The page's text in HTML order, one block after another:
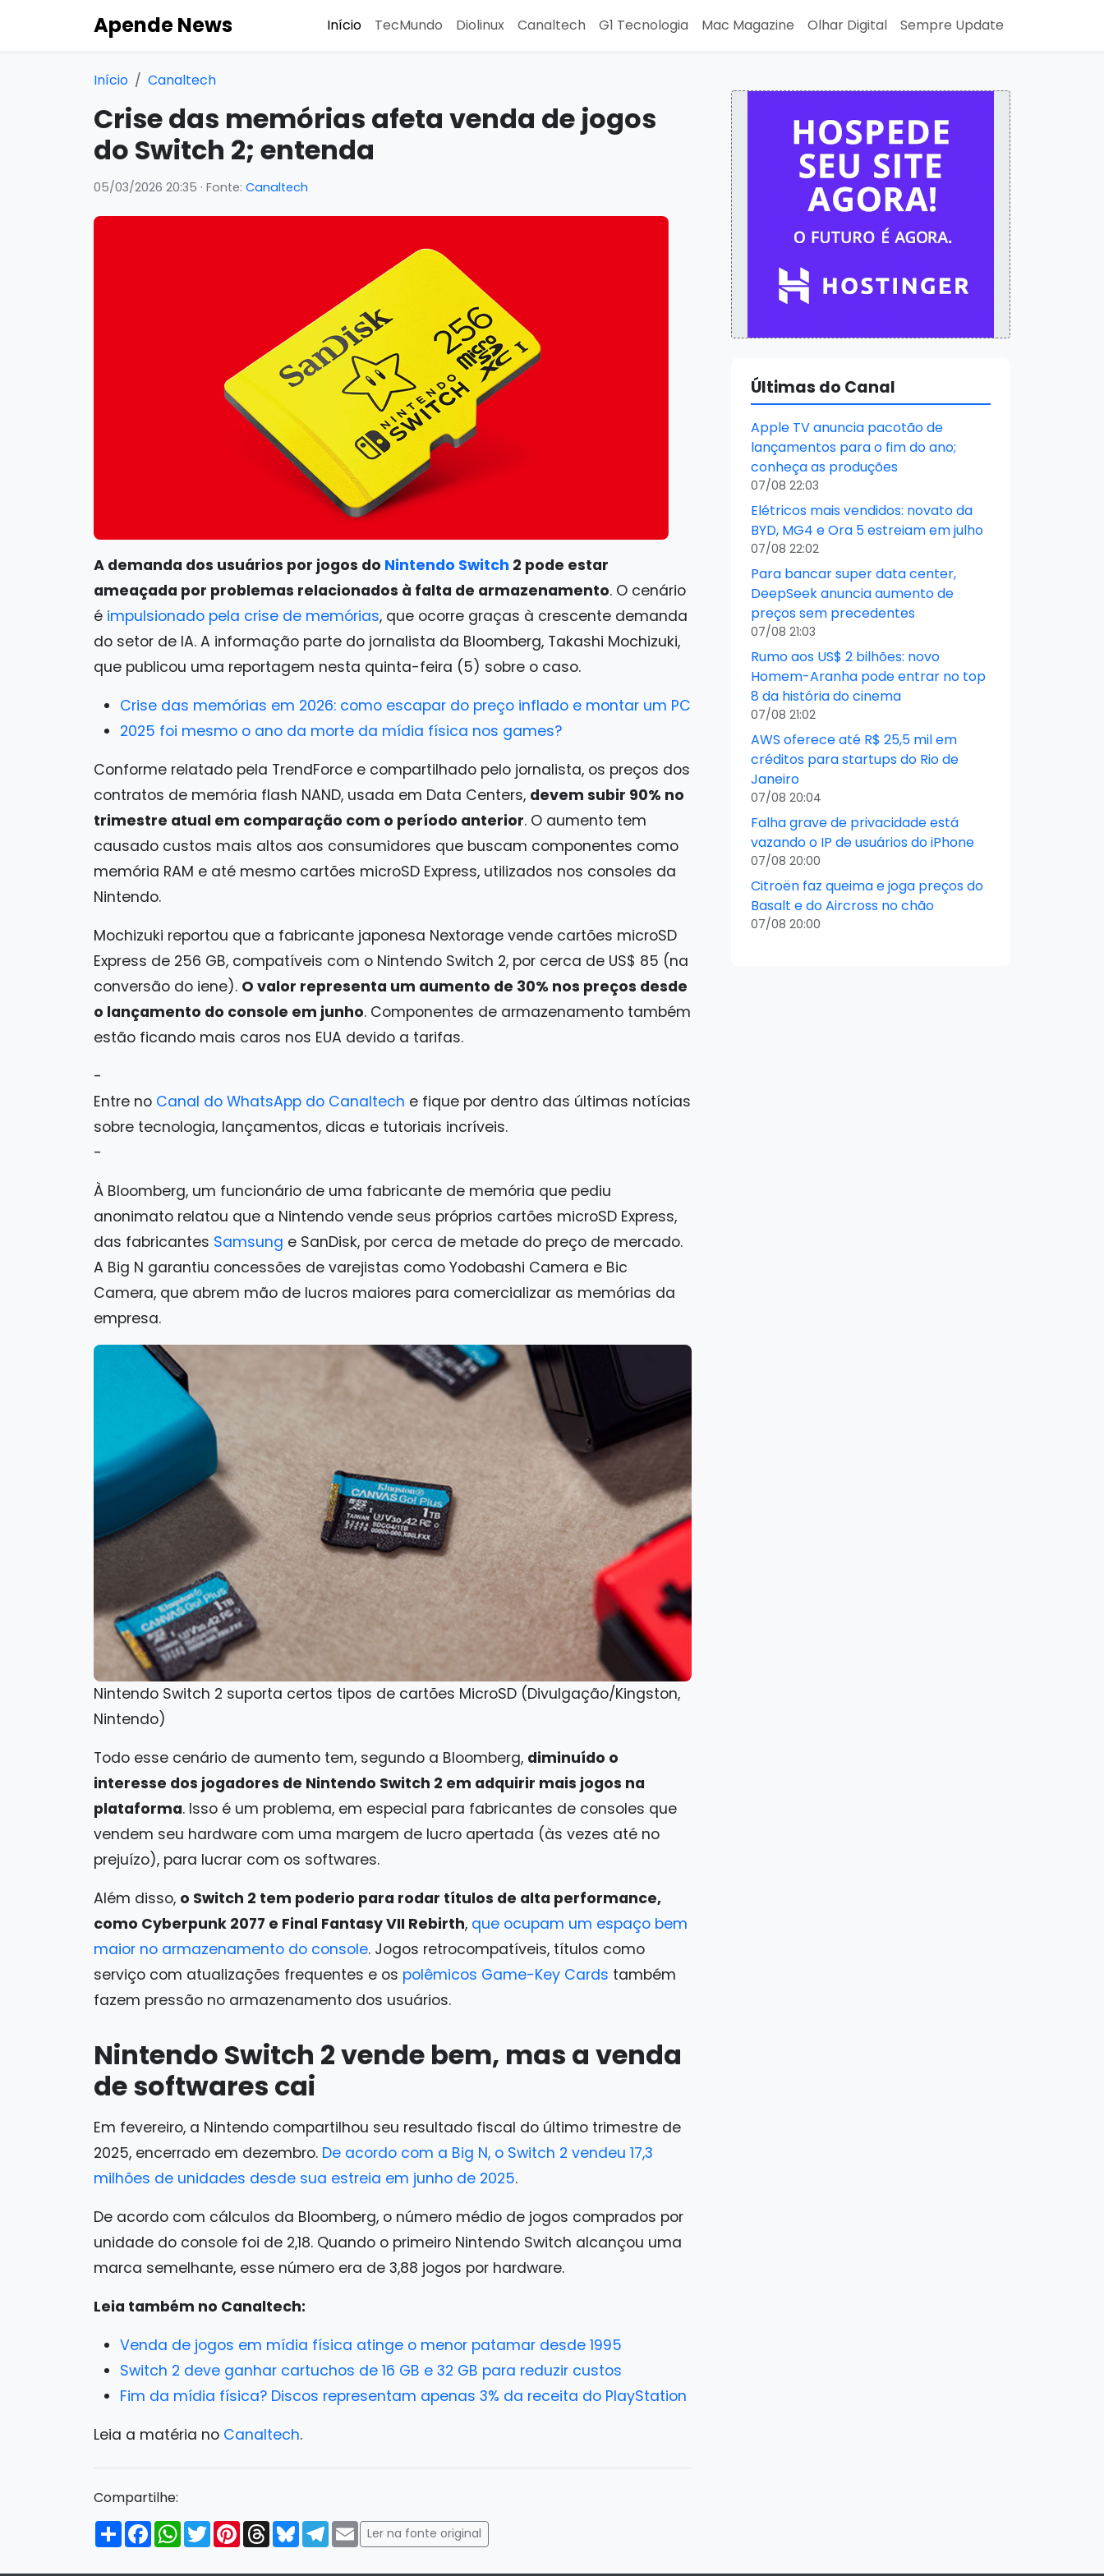
Apende News Início TecMundo Diolinux Canaltech G1 Tecnologia Mac Magazine Olhar Digital Sempre Update
Início Canaltech
Crise das memórias afeta venda de jogos
do Switch 2; entenda
05/03/2026 20:35 · Fonte: Canaltech
A demanda dos usuários por jogos do Nintendo Switch 2 pode estar
ameaçada por problemas relacionados à falta de armazenamento. O cenário
é impulsionado pela crise de memórias, que ocorre graças à crescente demanda
do setor de IA. A informação parte do jornalista da Bloomberg, Takashi Mochizuki,
que publicou uma reportagem nesta quinta-feira (5) sobre o caso.
Crise das memórias em 2026: como escapar do preço inflado e montar um PC
2025 foi mesmo o ano da morte da mídia física nos games?
Conforme relatado pela TrendForce e compartilhado pelo jornalista, os preços dos
contratos de memória flash NAND, usada em Data Centers, devem subir 90% no
trimestre atual em comparação com o período anterior. O aumento tem
causado custos mais altos aos consumidores que buscam componentes como
memória RAM e até mesmo cartões microSD Express, utilizados nos consoles da
Nintendo.
Mochizuki reportou que a fabricante japonesa Nextorage vende cartões microSD
Express de 256 GB, compatíveis com o Nintendo Switch 2, por cerca de US$ 85 (na
conversão do iene). O valor representa um aumento de 30% nos preços desde
o lançamento do console em junho. Componentes de armazenamento também
estão ficando mais caros nos EUA devido a tarifas.
-
Entre no Canal do WhatsApp do Canaltech e fique por dentro das últimas notícias
sobre tecnologia, lançamentos, dicas e tutoriais incríveis.
-
À Bloomberg, um funcionário de uma fabricante de memória que pediu
anonimato relatou que a Nintendo vende seus próprios cartões microSD Express,
das fabricantes Samsung e SanDisk, por cerca de metade do preço de mercado.
A Big N garantiu concessões de varejistas como Yodobashi Camera e Bic
Camera, que abrem mão de lucros maiores para comercializar as memórias da
empresa.
Nintendo Switch 2 suporta certos tipos de cartões MicroSD (Divulgação/Kingston,
Nintendo)
Todo esse cenário de aumento tem, segundo a Bloomberg, diminuído o
interesse dos jogadores de Nintendo Switch 2 em adquirir mais jogos na
plataforma. Isso é um problema, em especial para fabricantes de consoles que
vendem seu hardware com uma margem de lucro apertada (às vezes até no
prejuízo), para lucrar com os softwares.
Além disso, o Switch 2 tem poderio para rodar títulos de alta performance,
como Cyberpunk 2077 e Final Fantasy VII Rebirth, que ocupam um espaço bem
maior no armazenamento do console. Jogos retrocompatíveis, títulos como
serviço com atualizações frequentes e os polêmicos Game-Key Cards também
fazem pressão no armazenamento dos usuários.
Nintendo Switch 2 vende bem, mas a venda
de softwares cai
Em fevereiro, a Nintendo compartilhou seu resultado fiscal do último trimestre de
2025, encerrado em dezembro. De acordo com a Big N, o Switch 2 vendeu 17,3
milhões de unidades desde sua estreia em junho de 2025.
De acordo com cálculos da Bloomberg, o número médio de jogos comprados por
unidade do console foi de 2,18. Quando o primeiro Nintendo Switch alcançou uma
marca semelhante, esse número era de 3,88 jogos por hardware.
Leia também no Canaltech:
Venda de jogos em mídia física atinge o menor patamar desde 1995
Switch 2 deve ganhar cartuchos de 16 GB e 32 GB para reduzir custos
Fim da mídia física? Discos representam apenas 3% da receita do PlayStation
Leia a matéria no Canaltech.
Compartilhe:
Compartilhar
FacebookWhatsApp
TwitterPinterestThreadsBlueskyTelegram
Email
Ler na fonte original
Últimas do Canal
Apple TV anuncia pacotão de
lançamentos para o fim do ano;
conheça as produções
07/08 22:03
Elétricos mais vendidos: novato da
BYD, MG4 e Ora 5 estreiam em julho
07/08 22:02
Para bancar super data center,
DeepSeek anuncia aumento de
preços sem precedentes
07/08 21:03
Rumo aos US$ 2 bilhões: novo
Homem-Aranha pode entrar no top
8 da história do cinema
07/08 21:02
AWS oferece até R$ 25,5 mil em
créditos para startups do Rio de
Janeiro
07/08 20:04
Falha grave de privacidade está
vazando o IP de usuários do iPhone
07/08 20:00
Citroën faz queima e joga preços do
Basalt e do Aircross no chão
07/08 20:00